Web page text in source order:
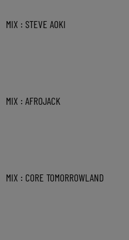
MIX : STEVE AOKI
MIX : AFROJACK
MIX : CORE TOMORROWLAND